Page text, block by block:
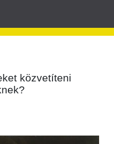
közvetíteni